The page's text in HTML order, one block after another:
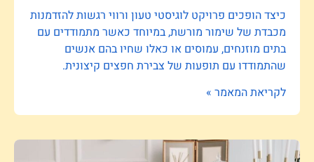
כיצד הופכים פרויקט לוגיסטי טעון ורווי רגשות להזדמנות
מכבדת של שימור מורשת, במיוחד כאשר מתמודדים עם
בתים מוזנחים, עמוסים או כאלו שחיו בהם אנשים
שהתמודדו עם תופעות של צבירת חפצים קיצונית.
לקריאת המאמר »